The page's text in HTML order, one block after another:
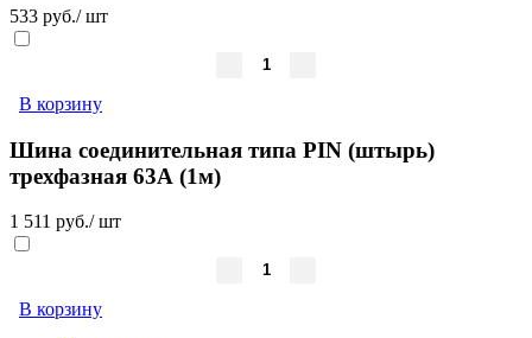
533 руб./ шт
В корзину
Шина соединительная типа PIN (штырь)
трехфазная 63А (1м)
1 511 руб./ шт
В корзину